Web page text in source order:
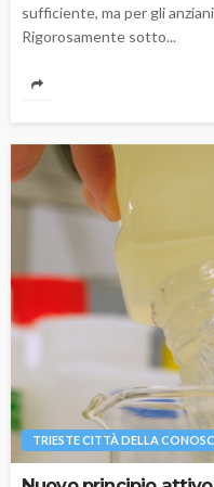
sufficiente, ma per gli
Rigorosamente sotto...
TRIESTE CITTÀ DELLA